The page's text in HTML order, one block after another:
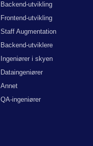
Backend-utvikling
Frontend-utvikling
Staff Augmentation
Backend-utviklere
Ingeniører i skyen
Dataingeniører
Annet
QA-ingeniører